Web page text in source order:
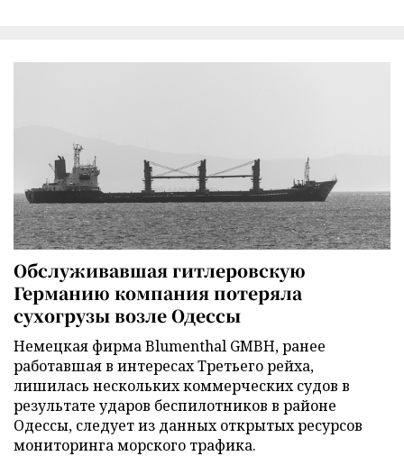
Обслуживавшая гитлеровскую
Германию компания потеряла
сухогрузы возле Одессы
Немецкая фирма Blumenthal GMBH, ранее
работавшая в интересах Третьего рейха,
лишилась нескольких коммерческих судов в
результате ударов беспилотников в районе
Одессы, следует из данных открытых ресурсов
мониторинга морского трафика.